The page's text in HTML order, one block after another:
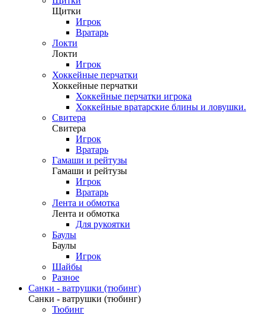
Щитки
Игрок
Вратарь
Локти
Локти
Игрок
Хоккейные перчатки
Хоккейные перчатки
Хоккейные перчатки игрока
Хоккейные вратарские блины и ловушки.
Свитера
Свитера
Игрок
Вратарь
Гамаши и рейтузы
Гамаши и рейтузы
Игрок
Вратарь
Лента и обмотка
Лента и обмотка
Для рукоятки
Баулы
Баулы
Игрок
Шайбы
Разное
Санки - ватрушки (тюбинг)
Санки - ватрушки (тюбинг)
Тюбинг